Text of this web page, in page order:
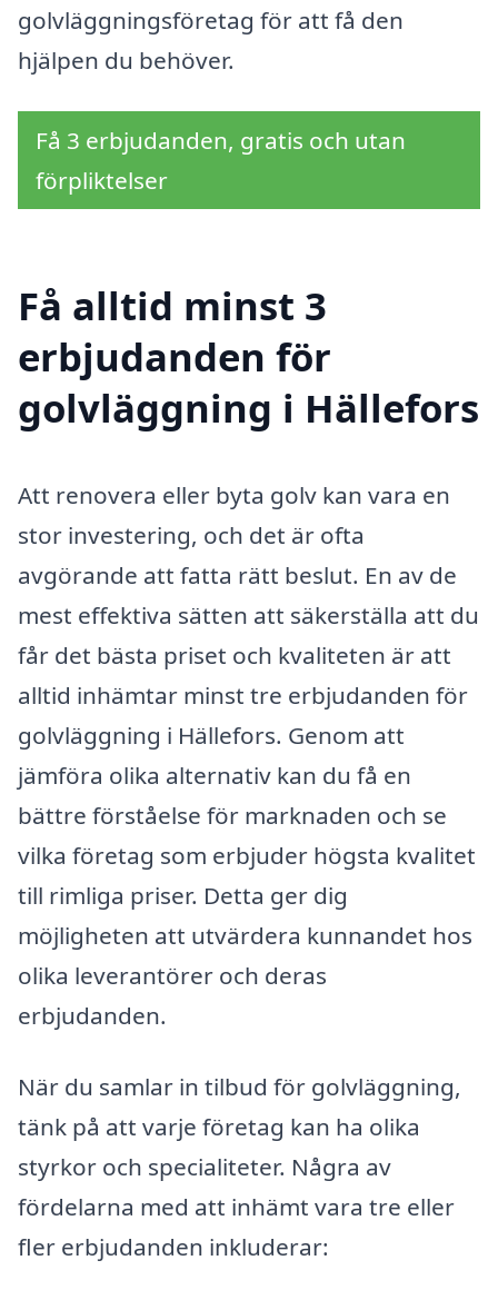
golvläggningsföretag för att få den
hjälpen du behöver.
Få 3 erbjudanden, gratis och utan
förpliktelser
Få alltid minst 3
erbjudanden för
golvläggning i Hällefors
Att renovera eller byta golv kan vara en
stor investering, och det är ofta
avgörande att fatta rätt beslut. En av de
mest effektiva sätten att säkerställa att du
får det bästa priset och kvaliteten är att
alltid inhämtar minst tre erbjudanden för
golvläggning i Hällefors. Genom att
jämföra olika alternativ kan du få en
bättre förståelse för marknaden och se
vilka företag som erbjuder högsta kvalitet
till rimliga priser. Detta ger dig
möjligheten att utvärdera kunnandet hos
olika leverantörer och deras
erbjudanden.
När du samlar in tilbud för golvläggning,
tänk på att varje företag kan ha olika
styrkor och specialiteter. Några av
fördelarna med att inhämt vara tre eller
fler erbjudanden inkluderar: